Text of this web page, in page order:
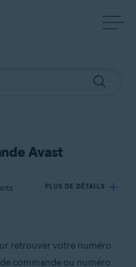
Avast
PLUS DE DÉTAILS
retrouver votre numéro
commande ou numéro